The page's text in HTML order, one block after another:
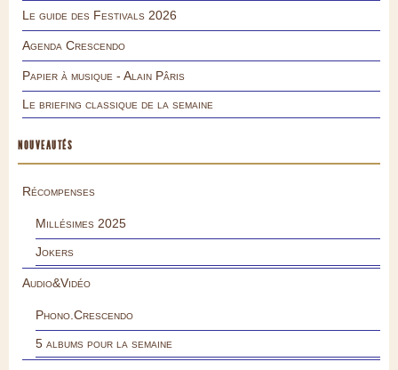
Le guide des Festivals 2026
Agenda Crescendo
Papier à musique - Alain Pâris
Le briefing classique de la semaine
NOUVEAUTÉS
Récompenses
Millésimes 2025
Jokers
Audio&Vidéo
Phono.Crescendo
5 albums pour la semaine